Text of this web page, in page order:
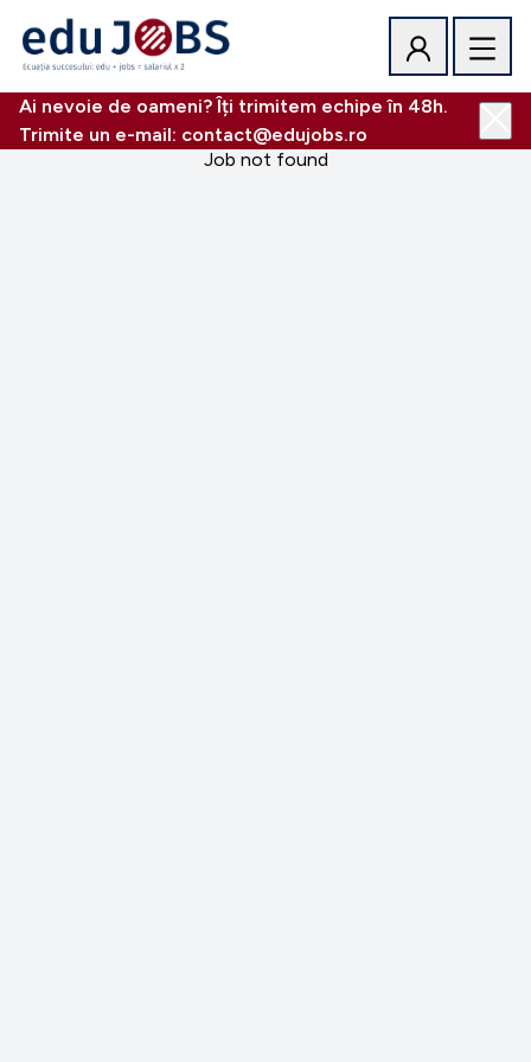
Ai nevoie de oameni? Îți trimitem echipe în 48h.
Trimite un e-mail: contact@edujobs.ro
Job not found